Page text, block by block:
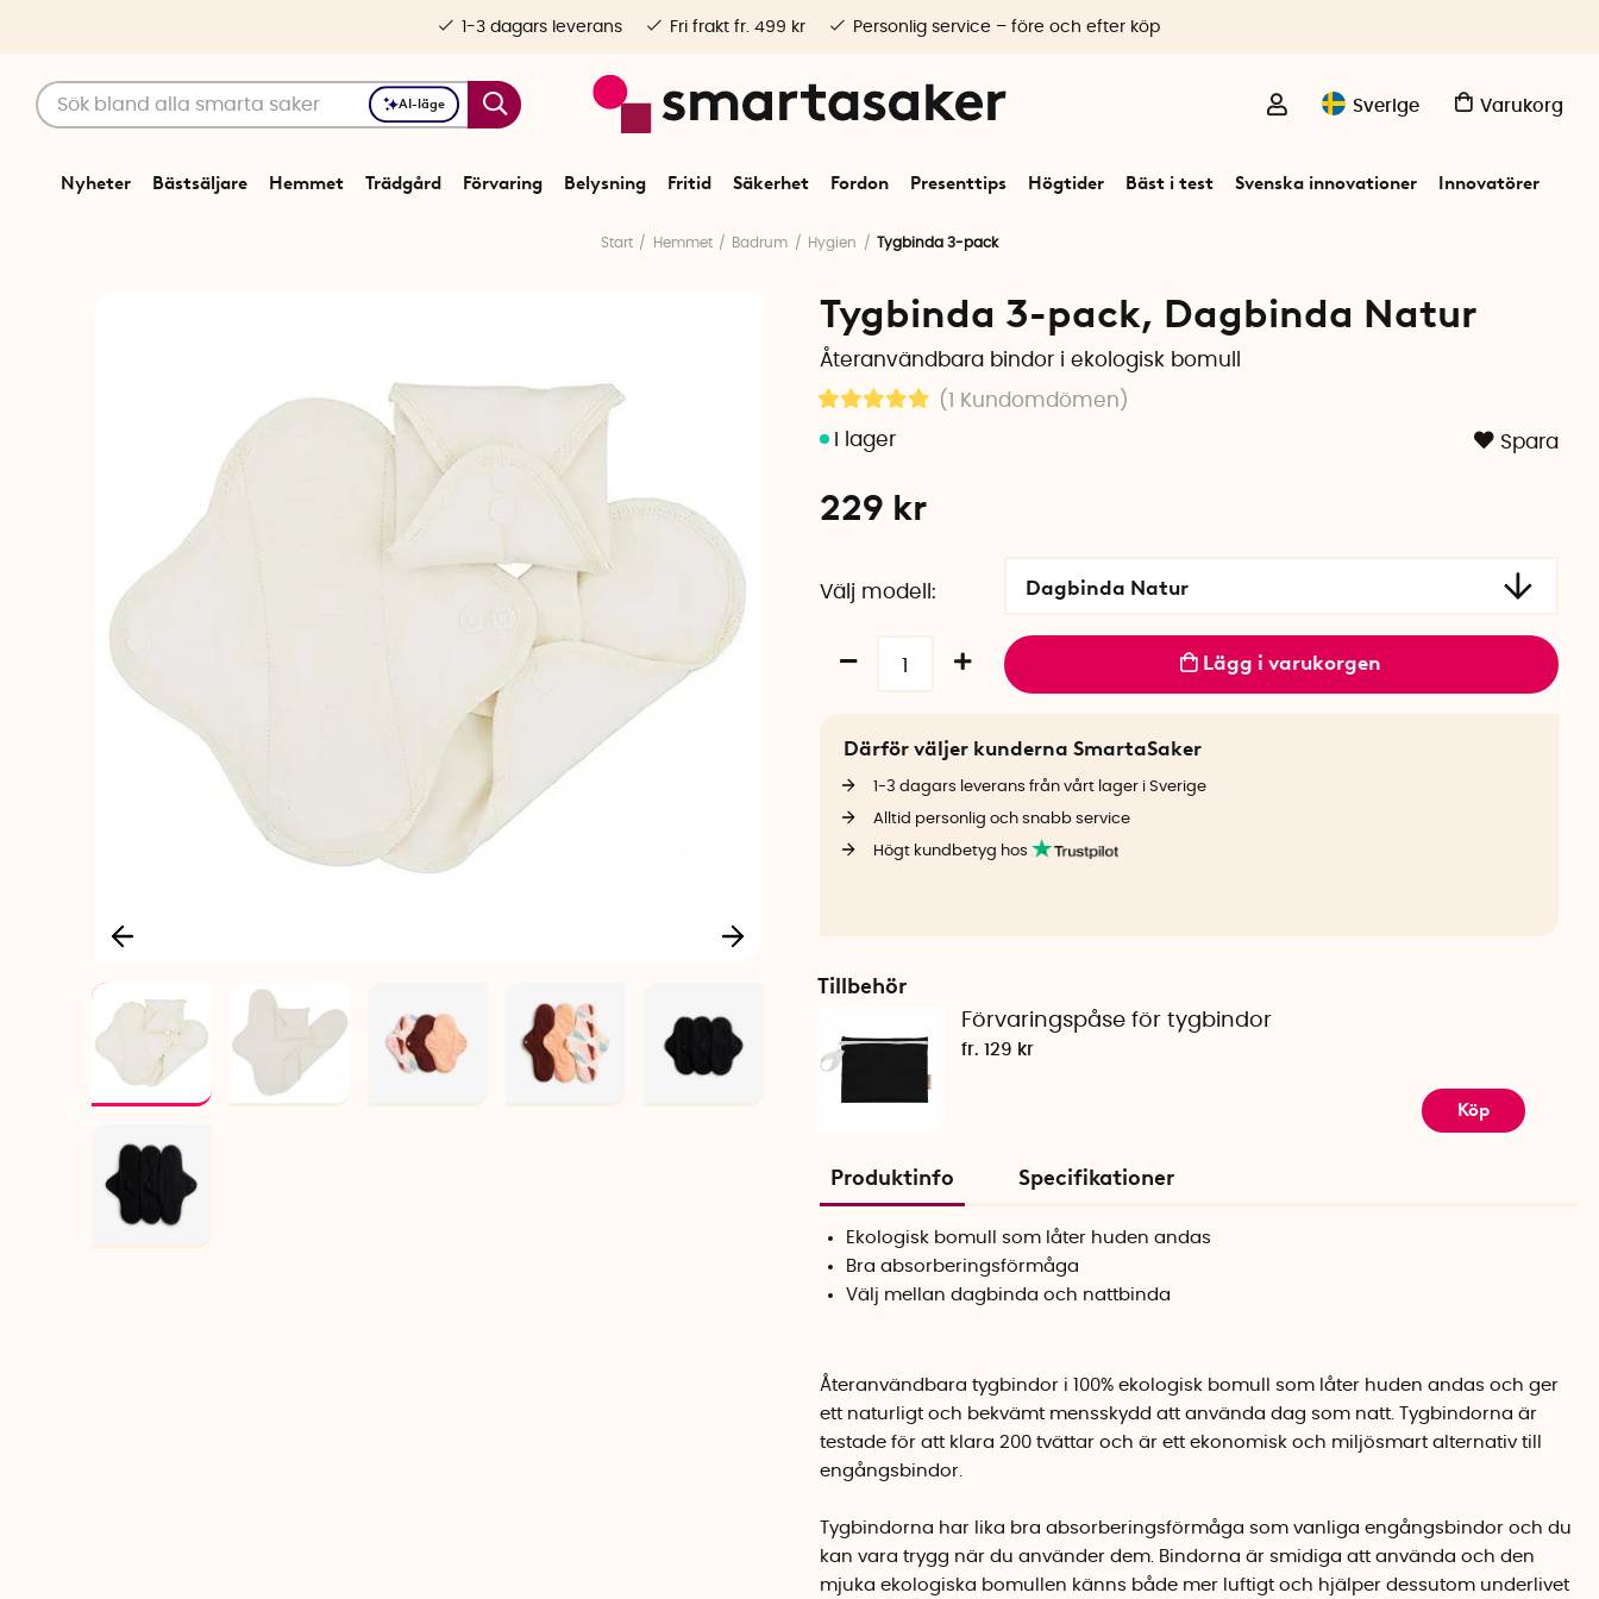
AI-läge Sverige Varukorg
Nyheter Bästsäljare Hemmet Trädgård Förvaring Belysning Fritid Säkerhet Fordon Presenttips Högtider Bäst i test Svenska innovationer Innovatörer
1-3 dagars leverans Fri frakt fr. 499 kr Personlig service – före och efter köp
Start Hemmet Badrum Hygien Tygbinda 3-pack
Tygbinda 3-pack, Dagbinda Natur
Återanvändbara bindor i ekologisk bomull
(1 Kundomdömen )
Spara
229 kr
Välj modell Dagbinda Natur
Lägg i varukorgen
Därför väljer kunderna SmartaSaker
1-3 dagars leverans från vårt lager i Sverige
Alltid personlig och snabb service
Högt kundbetyg hos
Tillbehör
Förvaringspåse för tygbindor
fr. 129 kr
Köp
Produktinfo Specifikationer
Ekologisk bomull som låter huden andas
Bra absorberingsförmåga
Välj mellan dagbinda och nattbinda
Återanvändbara tygbindor i 100% ekologisk bomull som låter huden andas och ger
ett naturligt och bekvämt mensskydd att använda dag som natt. Tygbindorna är
testade för att klara 200 tvättar och är ett ekonomisk och miljösmart alternativ till
engångsbindor.
Tygbindorna har lika bra absorberingsförmåga som vanliga engångsbindor och du
kan vara trygg när du använder dem. Bindorna är smidiga att använda och den
mjuka ekologiska bomullen känns både mer luftigt och hjälper dessutom underlivet